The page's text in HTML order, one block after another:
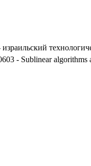
- Sublinear algorithms